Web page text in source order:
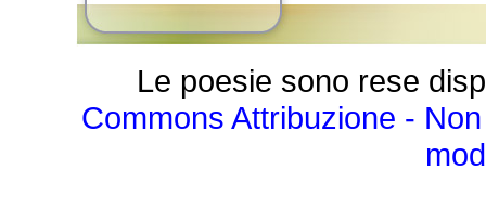
Le poesie sono rese
Commons Attribuzione -